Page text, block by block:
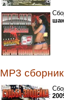
MP3